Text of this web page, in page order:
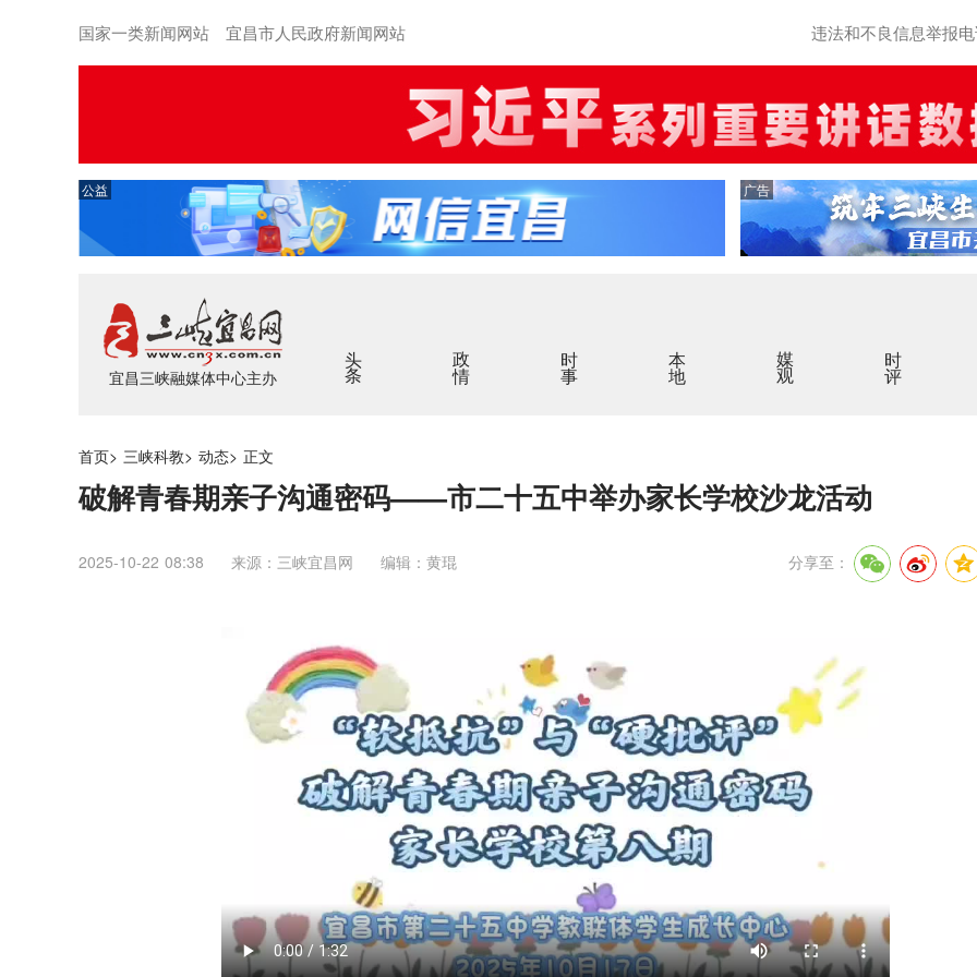
国家一类新闻网站 宜昌市人民政府新闻网站 违法和不良信息举报
公益 广告
宜昌三峡融媒体中心主办
头条 政情 时事 本地 媒观 时评
首页> 三峡科教> 动态> 正文
破解青春期亲子沟通密码——市二十五中举办家长学校沙龙活动
2025-10-22 08:38 来源：三峡宜昌网 编辑：黄琨 分享至：